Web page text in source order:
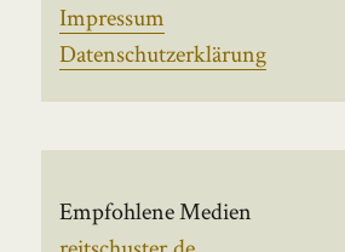
Impressum
Datenschutzerklärung
Empfohlene Medien